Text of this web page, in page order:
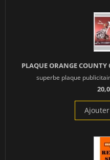
PLAQUE ORANGE COUNTY
superbe plaque